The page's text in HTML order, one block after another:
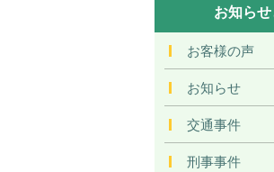
お知ら
お客様の声
お知らせ
交通事件
刑事事件